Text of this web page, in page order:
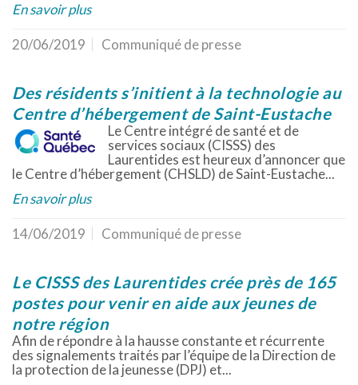
En savoir plus
20/06/2019 Communiqué de presse
Des résidents s’initient à la technologie au
Centre d’hébergement de Saint-Eustache
Le Centre intégré de santé et de
services sociaux (CISSS) des
Laurentides est heureux d’annoncer que
le Centre d’hébergement (CHSLD) de Saint-Eustache...
En savoir plus
14/06/2019 Communiqué de presse
Le CISSS des Laurentides crée près de 165
postes pour venir en aide aux jeunes de
notre région
Afin de répondre à la hausse constante et récurrente
des signalements traités par l’équipe de la Direction de
la protection de la jeunesse (DPJ) et...